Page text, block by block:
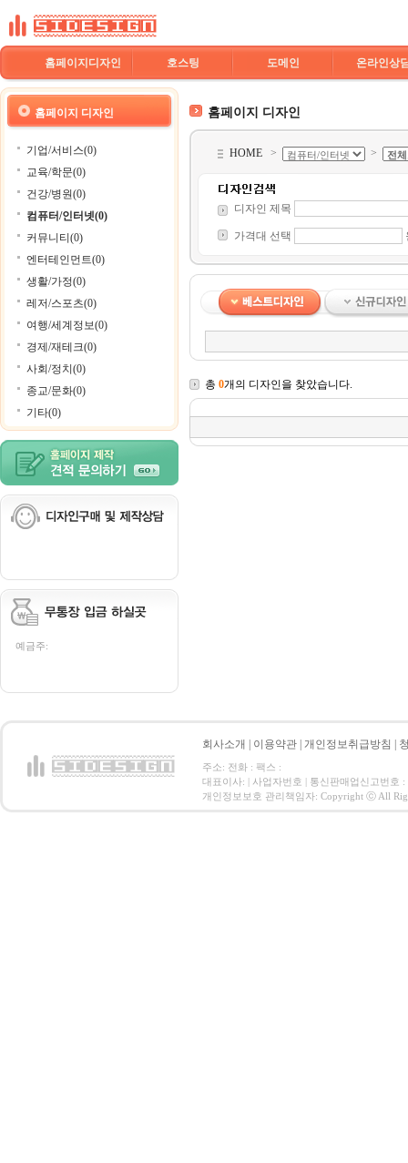
홈페이지디자인 호스팅 도메인 온라인상
홈페이지 디자인
기업/서비스(0)
교육/학문(0)
건강/병원(0)
컴퓨터/인터넷(0)
커뮤니티(0)
엔터테인먼트(0)
생활/가정(0)
레저/스포츠(0)
여행/세계정보(0)
경제/재테크(0)
사회/정치(0)
종교/문화(0)
기타(0)
예금주:
홈페이지 디자인
HOME > >
디자인 제목
가격대 선택
총 0개의 디자인을 찾았습니다.
회사소개 이용약관 개인정보취급방침
주소: 전화 : 팩스 :
대표이사: | 사업자번호 | 통신판매업신고번호 :
개인정보보호 관리책임자: Copyright ⓒ All